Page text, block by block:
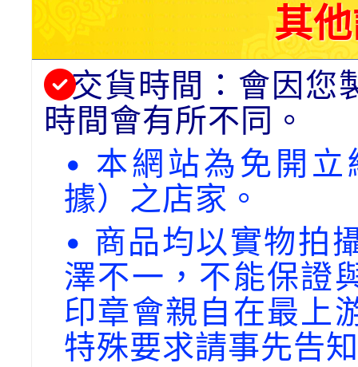
其
交貨時間：會因您
時間會有所不同。
• 本網站為免開
據）之店家。
• 商品均以實物拍
澤不一，不能保證
印章會親自在最上
特殊要求請事先告